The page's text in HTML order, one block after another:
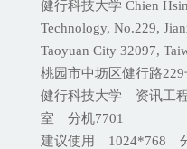
健行科技大学 Chien
Technology, No.229,
Taoyuan City 32097,
桃园市中坜区健行路
健行科技大学 资讯工
室 分机7701
建议使用 1024*768